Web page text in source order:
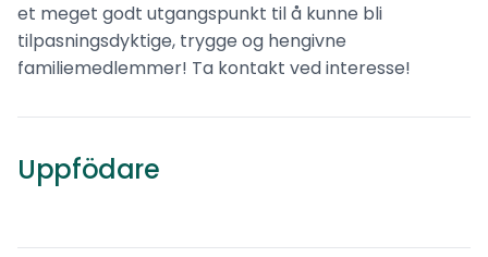
et meget godt utgangspunkt til å kunne bli
tilpasningsdyktige, trygge og hengivne
familiemedlemmer! Ta kontakt ved interesse!
Uppfödare
Sandefjord